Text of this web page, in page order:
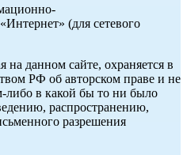
(для сетевого
данном сайте, охраняется в
РФ об авторском праве и не
либо в какой бы то ни было
распространению,
разрешения